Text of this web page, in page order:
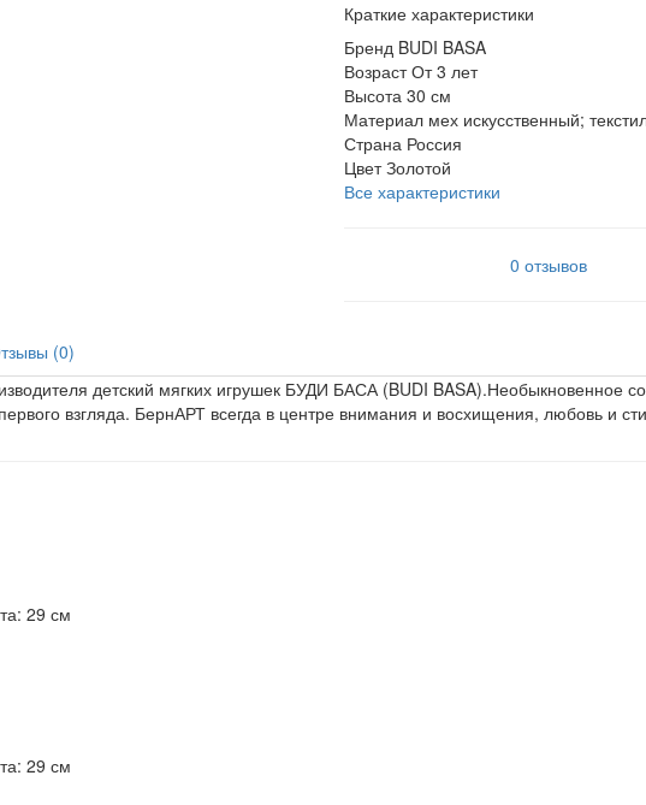
Краткие характеристики
Бренд BUDI BASA
Возраст От 3 лет
Высота 30 см
Материал мех искусственный;
Страна Россия
Цвет Золотой
Все характеристики
0 отзывов
(0)
детский мягких игрушек БУДИ БАСА (BUDI BASA).Необыкновенное
взгляда. БернАРТ всегда в центре внимания и восхищения, любовь и
29 см
29 см